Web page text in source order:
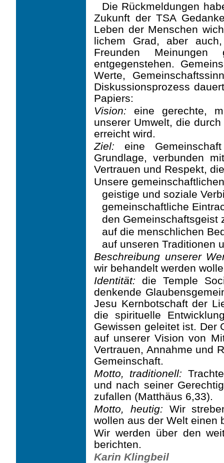
Die Rückmeldungen
Zukunft der TSA
Leben der Menschen
lichem Grad, aber
Freunden
entgegenstehen.
Werte,
Diskussionsprozess
Papiers:
Vision: eine gerechte,
unserer Umwelt, die
erreicht wird.
Ziel: eine
Grundlage, verbunden
Vertrauen und Respekt,
Unsere
geistige und soziale
gemeinschaftliche
den Gemeinschaftsgeist
auf die menschlichen
auf unseren Traditionen
Beschreibung unserer
wir behandelt werden
Identität: die Temple
denkende
Jesu Kernbotschaft der
die spiritu­elle
Gewissen geleitet ist. Der
auf unserer Vision von
Vertrauen, Annah­me und
Gemeinschaft.
Motto, traditionell:
und nach seiner
zufallen (Matthäus 6,33).
Motto, heutig: Wir
wollen aus der Welt einen
Wir werden über den
berichten.
Karin Klingbeil